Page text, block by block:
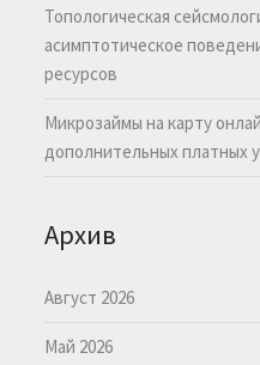
Топологическая
асимптотическое
ресурсов
Микрозаймы на карту
дополнительных платных
Архив
Август 2026
Май 2026